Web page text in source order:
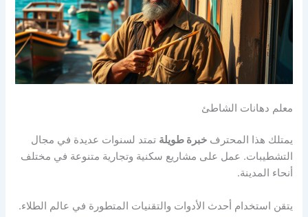
معلم دهانات الشاطئ
يمتلك هذا المحترفخبرة طويلة تمتد لسنوات عديدة في مجال
التشطيبات. عمل على مشاريع سكنية وتجارية متنوعة في مختلف
أنحاء المدينة.
يتقن استخدام أحدث الأدوات والتقنيات المتطورة في عالم الطلاء.